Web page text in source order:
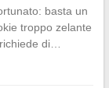
basta un
troppo zelante
di…